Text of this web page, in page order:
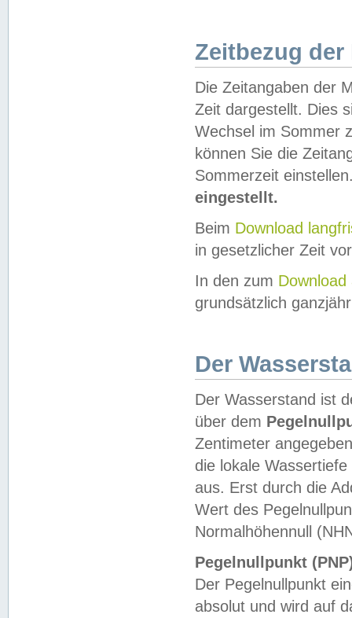
Zeitbezug der
Die Zeitangaben der
Zeit dargestellt. Dies
Wechsel im Sommer
können Sie die
Sommerzeit
eingestellt.
Beim Download
in gesetzlicher Zeit
In den zum Download
grundsätzlich
Der
Der Wasserstand ist
über dem
Zentimeter
die lokale
aus. Erst durch die
Wert des
Normalhöhennull
Pegelnullpunkt
Der Pegelnullpunkt
absolut und wird auf